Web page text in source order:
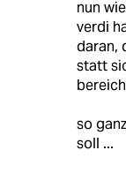
nun
verdi
daran,
statt
so
soll ...